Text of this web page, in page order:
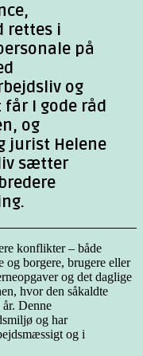
rettes i
på
og
I gode råd
og
jurist Helene
sætter
konflikter – både
og borgere, brugere eller
og det daglige
hvor den såkaldte
år. Denne
og har
og i